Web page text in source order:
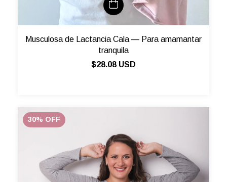
Musculosa de Lactancia Cala — Para amamantar
tranquila
$28.08 USD
30% OFF